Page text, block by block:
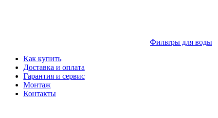
Фильтры для воды
Как купить
Доставка и оплата
Гарантия и сервис
Монтаж
Контакты